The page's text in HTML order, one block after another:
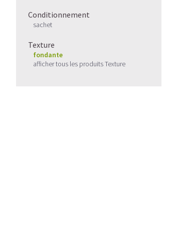
Conditionnement
sachet
Texture
fondante
afficher tous les produits Texture